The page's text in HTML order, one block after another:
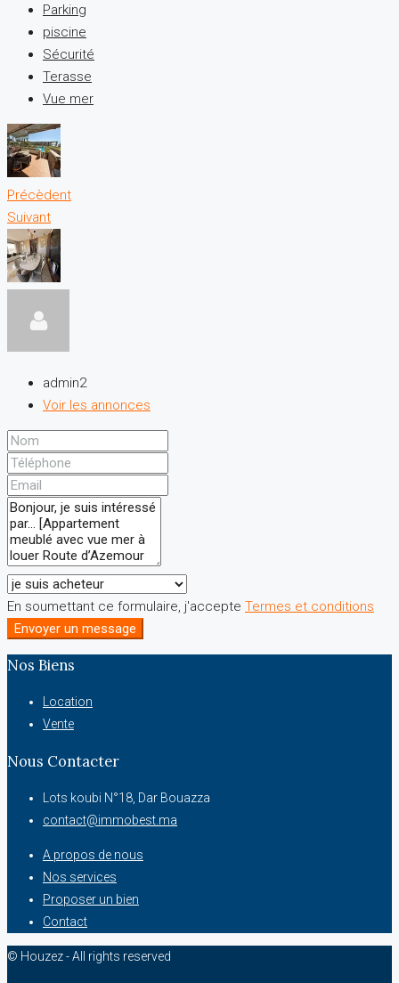
Parking
piscine
Sécurité
Terasse
Vue mer
Précèdent
Suivant
admin2
Voir les annonces
En soumettant ce formulaire, j'accepte Termes et conditions
Envoyer un message
Nos Biens
Location
Vente
Nous Contacter
Lots koubi N°18, Dar Bouazza
contact@immobest.ma
A propos de nous
Nos services
Proposer un bien
Contact
© Houzez - All rights reserved